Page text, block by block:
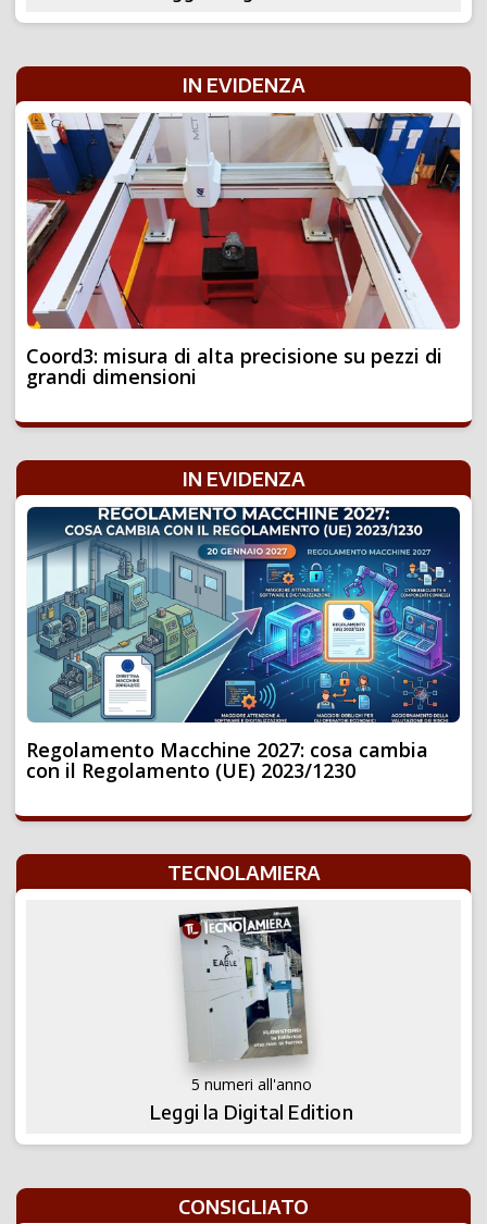
IN EVIDENZA
Coord3: misura di alta precisione su pezzi di
grandi dimensioni
IN EVIDENZA
Regolamento Macchine 2027: cosa cambia
con il Regolamento (UE) 2023/1230
TECNOLAMIERA
5 numeri all'anno
Leggi la Digital Edition
CONSIGLIATO